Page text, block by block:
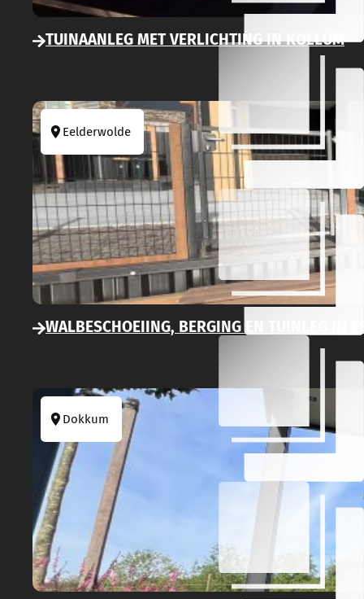
TUINAANLEG MET VERLICHTING IN KOLLUM
Eelderwolde
WALBESCHOEIING, BERGING EN TUINLEG IN
Dokkum